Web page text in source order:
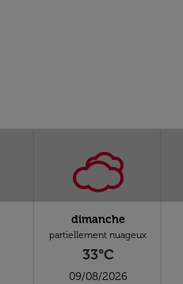
dimanche
partiellement nuageux
33°C
09/08/2026